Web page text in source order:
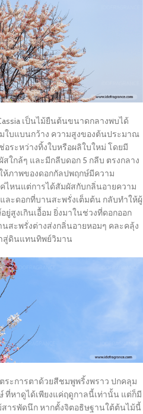
เป็นไม้ยืนต้นขนาดกลางพบได้
ใบแบนกว้าง ความสูงของต้นประมาณ
อระหว่างทิ้งใบหรือผลิใบใหม่ โดยมี
กล้ๆ และมีกลีบดอก 5 กลีบ ตรงกลาง
ห้ภาพของดอกกัลปพฤกษ์มีความ
ไหนแต่การได้สัมผัสกับกลิ่นอายความ
ละดอกที่บานสะพรั่งเต็มต้น กลับทำให้ผู้
สูงเกินเอื้อม ยิ่งมาในช่วงที่ดอกออก
สะพรั่งต่างส่งกลิ่นอายหอมๆ คละคลุ้ง
สู่ดินแทนทิพย์วิมาน
ะการตาด้วยสีชมพูพริ้งพราว ปกคลุม
ที่หาดูได้เพียงแค่ฤดูกาลนี้เท่านั้น แต่ก็มี
ารพัดนึก หากตั้งจิตอธิษฐานใต้ต้นไม้นี้